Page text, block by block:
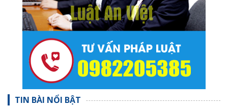
TIN BÀI NỔI BẬT